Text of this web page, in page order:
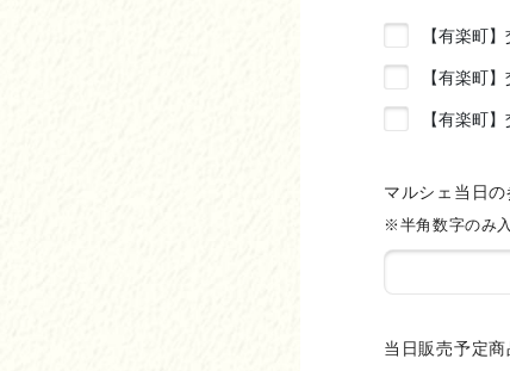
【有楽町
【有楽町
【有楽町
マルシェ当日の
※半角数字のみ
当日販売予定商